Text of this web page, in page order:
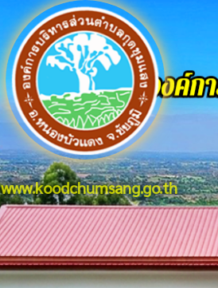
www.koodchumsang.go.th